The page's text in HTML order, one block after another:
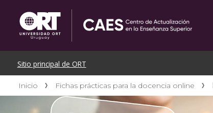
Inicio Fichas prácticas para la docencia online